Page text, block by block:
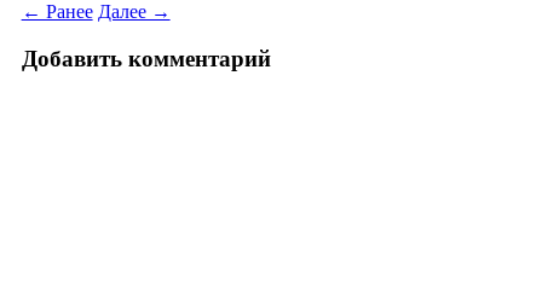
← Ранее Далее →
Добавить комментарий